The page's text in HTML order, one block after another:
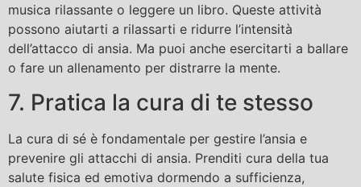
musica rilassante o leggere un libro. Queste attività
possono aiutarti a rilassarti e ridurre l’intensità
dell’attacco di ansia. Ma puoi anche esercitarti a ballare
o fare un allenamento per distrarre la mente.
7. Pratica la cura di te stesso
La cura di sé è fondamentale per gestire l’ansia e
prevenire gli attacchi di ansia. Prenditi cura della tua
salute fisica ed emotiva dormendo a sufficienza,